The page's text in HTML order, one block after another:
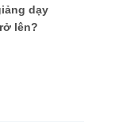
dạy
lên?